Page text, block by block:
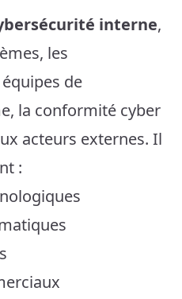
interne,
les
de
la conformité cyber
acteurs externes. Il
: